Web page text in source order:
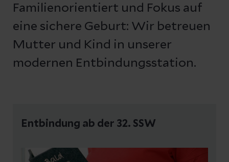
Familienorientiert und Fokus auf
eine sichere Geburt: Wir betreuen
Mutter und Kind in unserer
modernen Entbindungsstation.
Entbindung ab der 32. SSW